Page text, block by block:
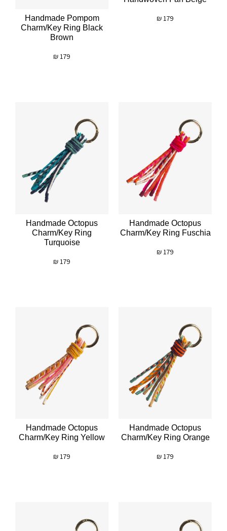
179
₪
Handmade Pompom
Charm/key Ring Black
Brown
179
₪
Handmade Octopus
Charm/key Ring Fuschia
179
₪
Handmade Octopus
Charm/key Ring
Turquoise
179
₪
Handmade Octopus
Charm/key Ring Orange
179
₪
Handmade Octopus
Charm/key Ring Yellow
179
₪